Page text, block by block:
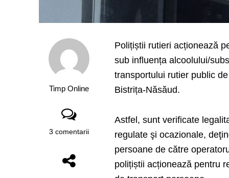
Timp Online
3 comentarii
Polițiștii rutieri acționează
sub influența alcoolului/
transportului rutier public
Bistrița-Năsăud.
Astfel, sunt verificate
regulate şi ocazionale,
persoane de către
polițiștii acționează pentru